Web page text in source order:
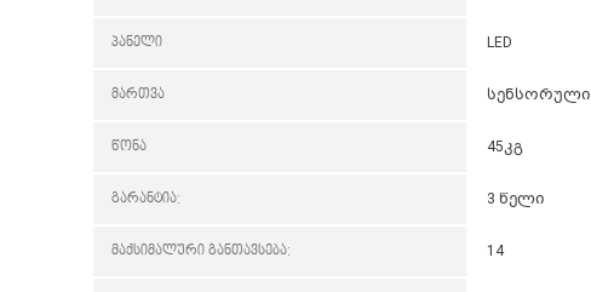
პანელი LED
მართვა სენსორული
წონა 45კგ
გარანტია: 3 წელი
მაქსიმალური განთავსება: 14